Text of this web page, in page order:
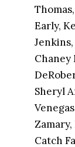
Early,
Chaney
Sheryl
Catch